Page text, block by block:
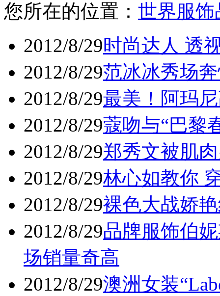
您所在的位置： 世界服饰
2012/8/29时尚达人 透
2012/8/29范冰冰秀场
2012/8/29最美！阿玛
2012/8/29蔻吻与“巴黎
2012/8/29郑秀文被肌
2012/8/29林心如教你
2012/8/29裸色大战娇
2012/8/29品牌服饰伯
场销量奇高
2012/8/29澳洲女装